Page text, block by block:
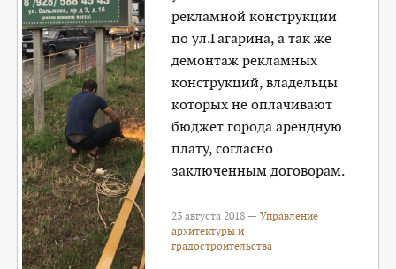
рекламной конструкции
по ул.Гагарина, а так же
демонтаж рекламных
конструкций, владельцы
которых не оплачивают
бюджет города арендную
плату, согласно
заключенным договорам.
23 августа 2018 —Управление
архитектуры и
градостроительства